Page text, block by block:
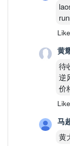
Like
黄
待
逆
价
Like
马
黄